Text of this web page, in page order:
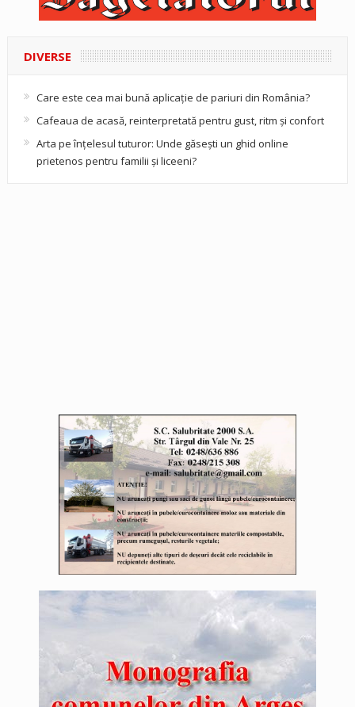
DIVERSE
Care este cea mai bună aplicație de pariuri din România?
Cafeaua de acasă, reinterpretată pentru gust, ritm și confort
Arta pe înțelesul tuturor: Unde găsești un ghid online
prietenos pentru familii și liceeni?